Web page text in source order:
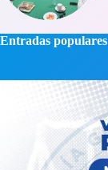
Entradas populares